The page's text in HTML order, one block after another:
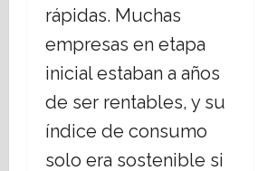
rápidas. Muchas
empresas en etapa
inicial estaban a años
de ser rentables, y su
índice de consumo
solo era sostenible si